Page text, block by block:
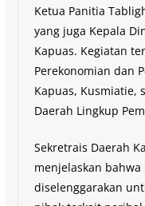
Ketua Panitia
yang juga Kepala
Kapuas. Kegiatan
Perekonomian dan
Kapuas, Kusmiatie,
Daerah Lingkup
Sekretrais Daerah
menjelaskan
diselenggarakan